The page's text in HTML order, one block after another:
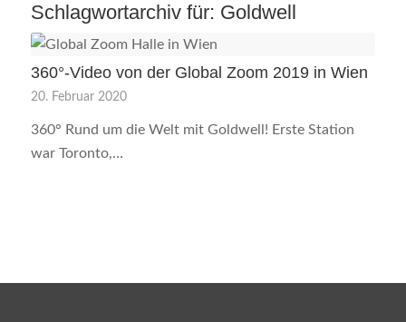
Schlagwortarchiv für: Goldwell
360°-Video von der Global Zoom 2019 in Wien
20. Februar 2020
360° Rund um die Welt mit Goldwell! Erste Station
war Toronto,…